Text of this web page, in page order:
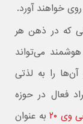
که در ذهن هر
می‌تواند
را به لذتی
از افراد فعال در حوزه
وی ۲۰
به عنوان